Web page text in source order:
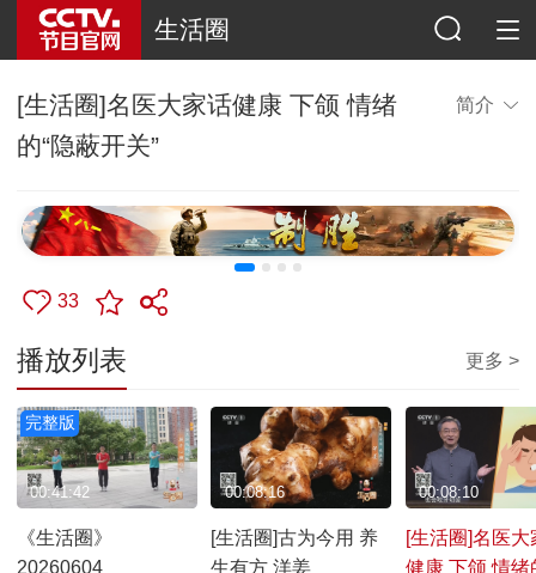
生活圈
[生活圈]名医大家话健康 下颌 情绪
的“隐蔽开关”
简介
33
播放列表 更多 >
完整版
《生活圈》
20260604
00:41:42
[生活圈]古为今用 养
生有方 洋姜
00:08:16
[生活圈]名医大
健康 下颌 情绪
00:08:10